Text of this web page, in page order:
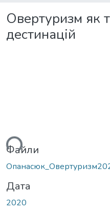
Овертуризм як
дестинацій
Файли
Дата
2020